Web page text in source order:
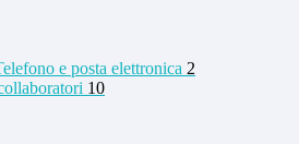
e posta elettronica 2
10